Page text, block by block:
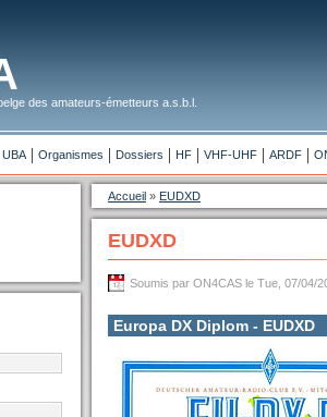
des amateurs-émetteurs a.s.b.l.
UBA Organismes Dossiers HF VHF-UHF ARDF
Accueil » EUDXD
EUDXD
Soumis par ON4CAS le Tue, 07/04/
Europa DX Diplom - EUDXD